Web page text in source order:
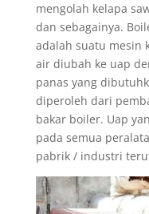
mengolah kelapa
dan sebagainya.
adalah suatu mesin
air diubah ke uap
panas yang
diperoleh dari
bakar boiler. Uap
pada semua
pabrik / industri